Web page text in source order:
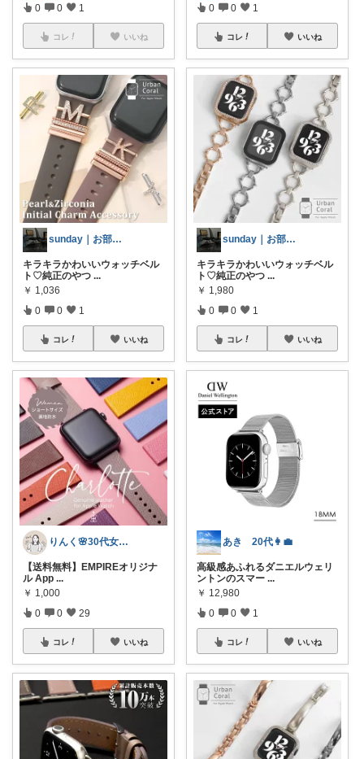
0 0 1
コレ いいね
sunday｜お部屋とお洋服
キラキラかわいいウォッチベル
ト♡純正のやつ ...
￥ 1,036
0 0 1
コレ いいね
りんく🌸30代女子の身の回りグッズ
【送料無料】EMPIREオリジナ
ル App ...
￥ 1,000
0 0 29
コレ いいね
0 0 1
コレ いいね
sunday｜お部屋とお洋服
キラキラかわいいウォッチベル
ト♡純正のやつ ...
￥ 1,980
0 0 1
コレ いいね
あき 20代👩‍💼
高級感あふれるダニエルウェリ
ントンのスマー ...
￥ 12,980
0 0 1
コレ いいね